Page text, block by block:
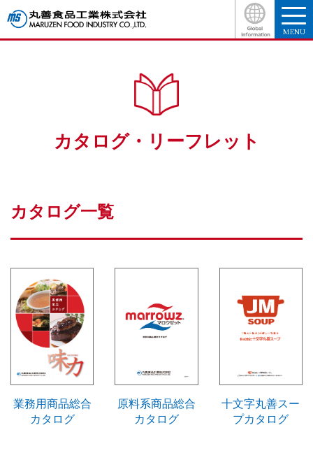
MENU
カタログ・リーフレット
カタログ一覧
業務用商品総合
カタログ
原料系商品総合
カタログ
十文字丸善スー
プカタログ